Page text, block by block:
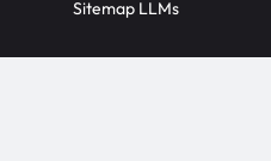
Sitemap LLMs